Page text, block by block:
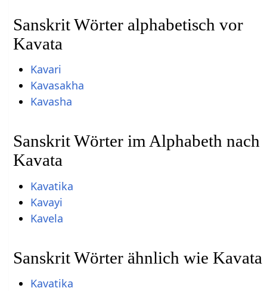
Sanskrit Wörter alphabetisch vor
Kavata
Kavari
Kavasakha
Kavasha
Sanskrit Wörter im Alphabeth nach
Kavata
Kavatika
Kavayi
Kavela
Sanskrit Wörter ähnlich wie Kavata
Kavatika